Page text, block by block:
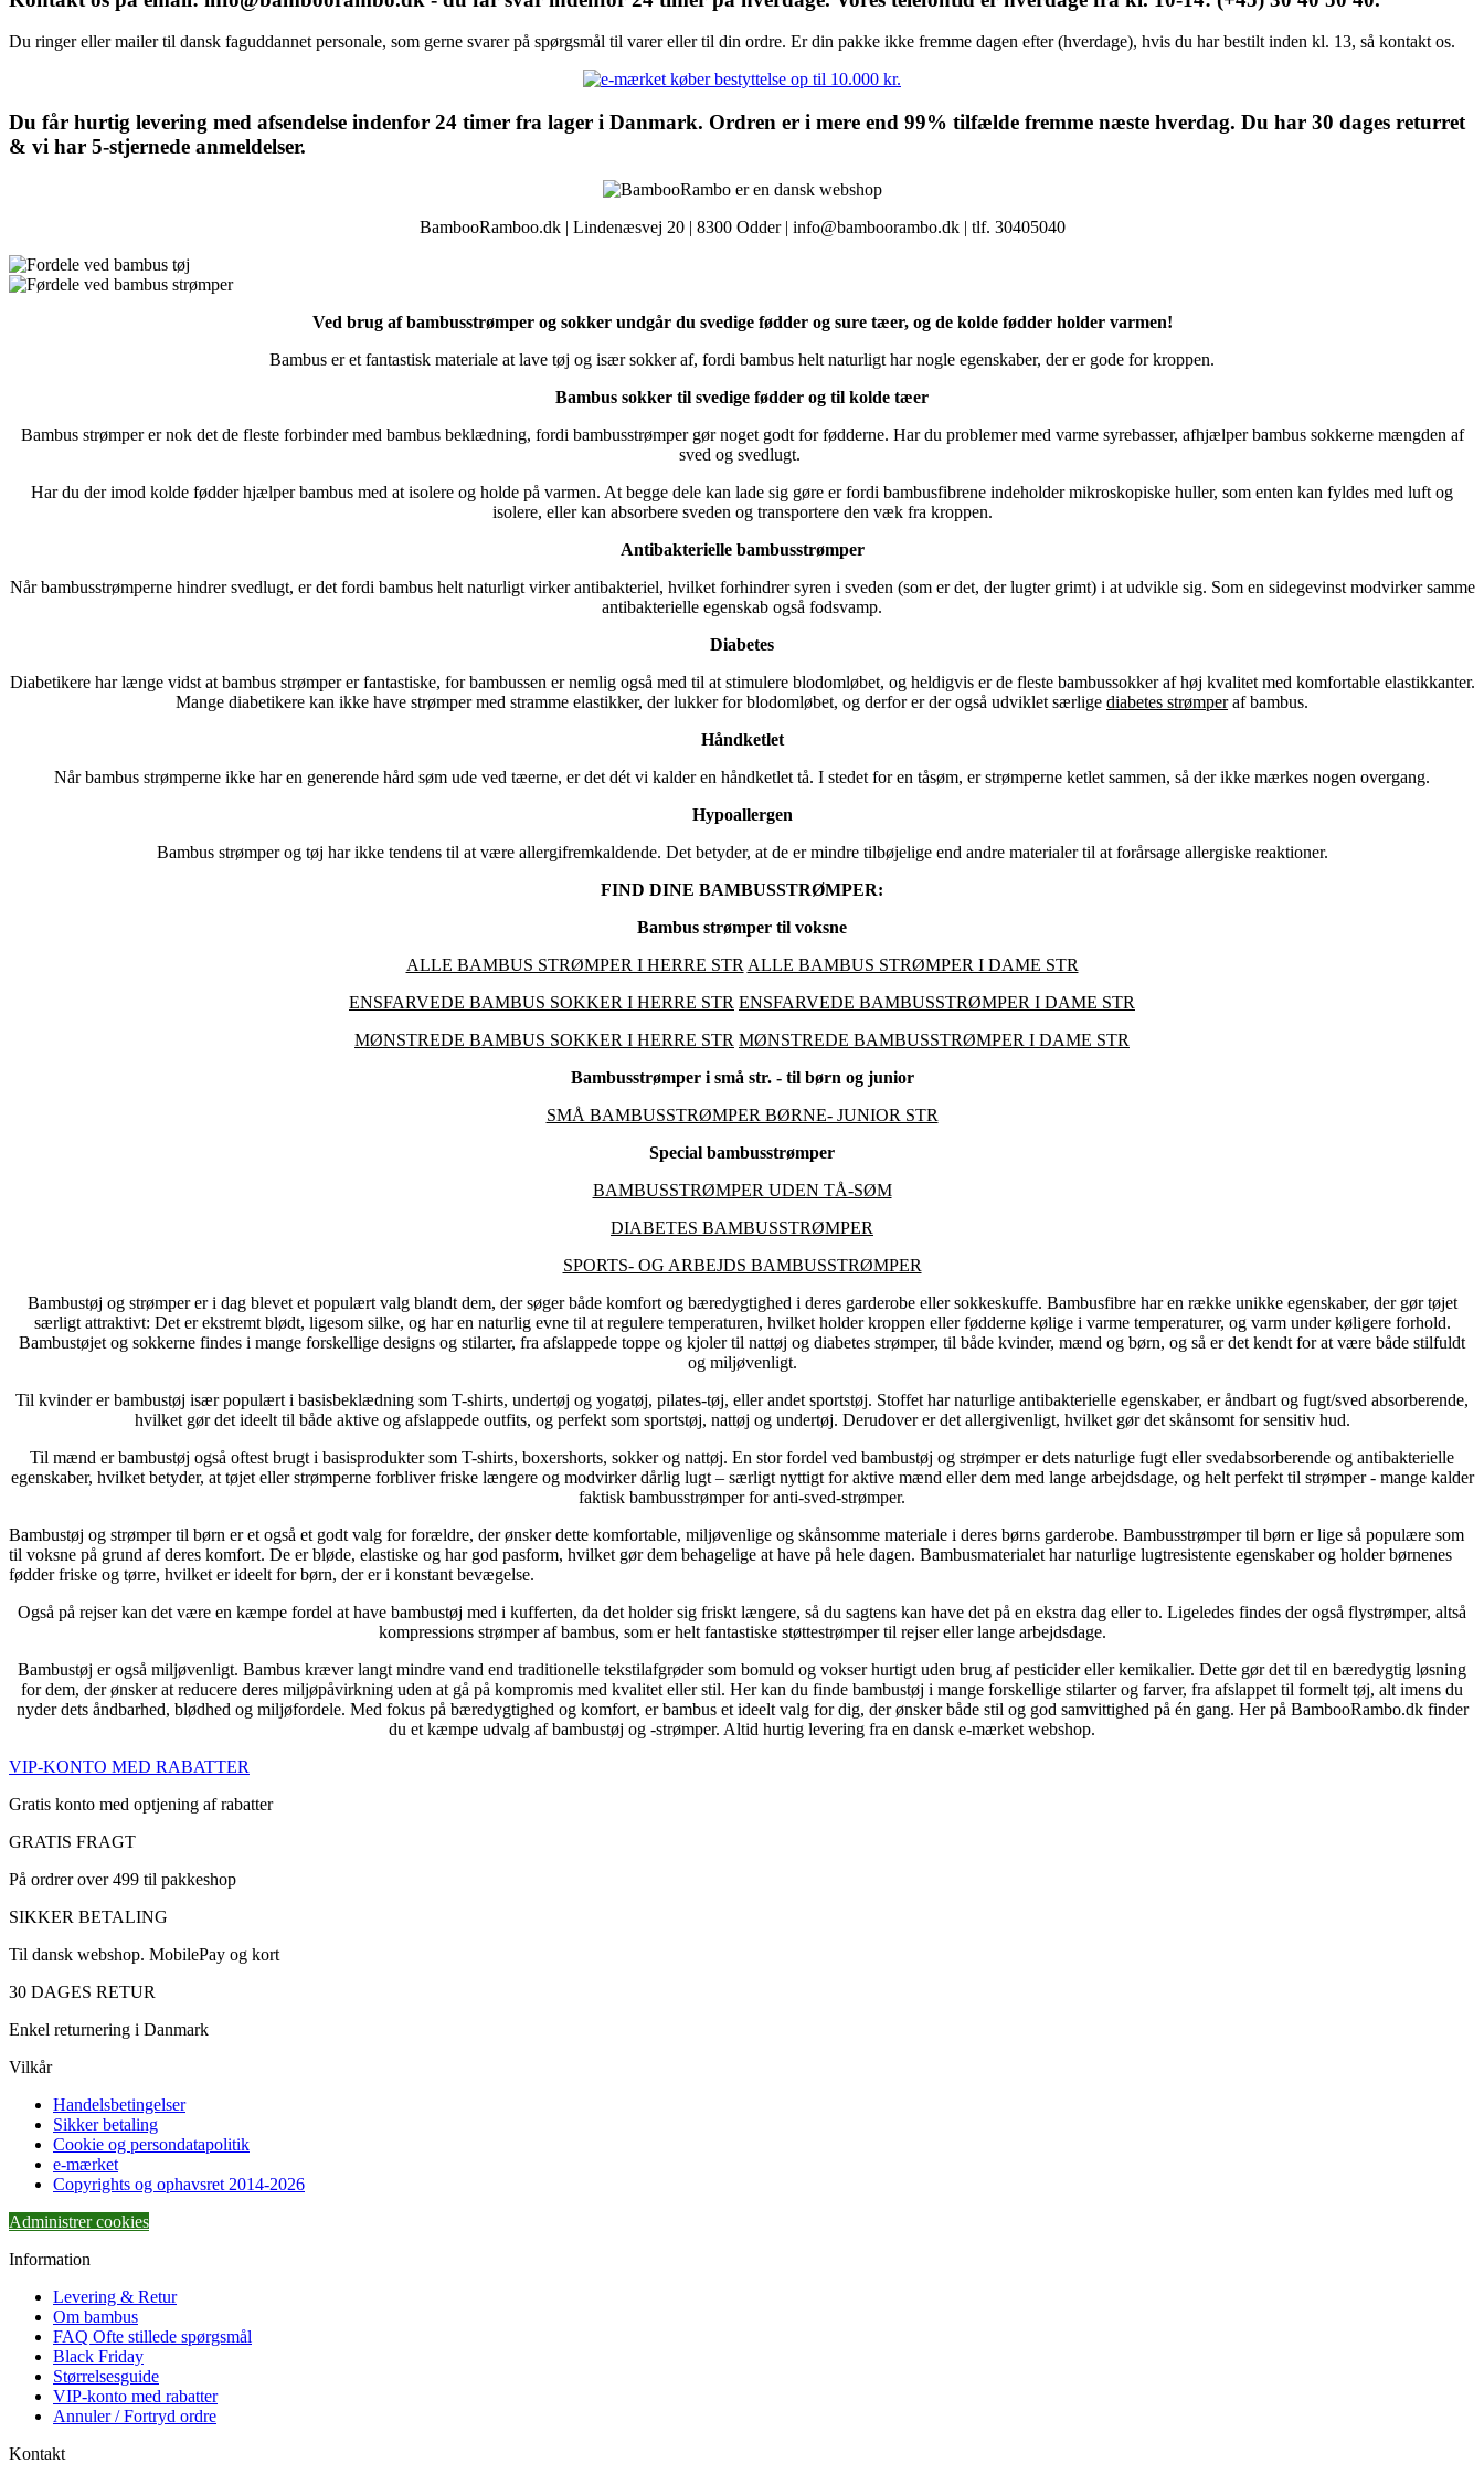
Du ringer eller mailer til dansk faguddannet personale, som gerne svarer på spørgsmål til varer eller til din ordre. Er din pakke ikke fremme dagen efter (hverdage), hvis du har bestilt inden kl. 13, så kontakt os.
Du får hurtig levering med afsendelse indenfor 24 timer fra lager i Danmark. Ordren er i mere end 99% tilfælde fremme næste hverdag. Du har 30 dages returret
& vi har 5-stjernede anmeldelser.
BambooRamboo.dk | Lindenæsvej 20 | 8300 Odder | info@bamboorambo.dk | tlf. 30405040
Ved brug af bambusstrømper og sokker undgår du svedige fødder og sure tæer, og de kolde fødder holder varmen!
Bambus er et fantastisk materiale at lave tøj og især sokker af, fordi bambus helt naturligt har nogle egenskaber, der er gode for kroppen.
Bambus sokker til svedige fødder og til kolde tæer
Bambus strømper er nok det de fleste forbinder med bambus beklædning, fordi bambusstrømper gør noget godt for fødderne. Har du problemer med varme syrebasser, afhjælper bambus sokkerne mængden af
sved og svedlugt.
Har du der imod kolde fødder hjælper bambus med at isolere og holde på varmen. At begge dele kan lade sig gøre er fordi bambusfibrene indeholder mikroskopiske huller, som enten kan fyldes med luft og
isolere, eller kan absorbere sveden og transportere den væk fra kroppen.
Antibakterielle bambusstrømper
Når bambusstrømperne hindrer svedlugt, er det fordi bambus helt naturligt virker antibakteriel, hvilket forhindrer syren i sveden (som er det, der lugter grimt) i at udvikle sig. Som en sidegevinst modvirker samme
antibakterielle egenskab også fodsvamp.
Diabetes
Diabetikere har længe vidst at bambus strømper er fantastiske, for bambussen er nemlig også med til at stimulere blodomløbet, og heldigvis er de fleste bambussokker af høj kvalitet med komfortable elastikkanter.
Mange diabetikere kan ikke have strømper med stramme elastikker, der lukker for blodomløbet, og derfor er der også udviklet særlige diabetes strømperaf bambus.
Håndketlet
Når bambus strømperne ikke har en generende hård søm ude ved tæerne, er det dét vi kalder en håndketlet tå. I stedet for en tåsøm, er strømperne ketlet sammen, så der ikke mærkes nogen overgang.
Hypoallergen
Bambus strømper og tøj har ikke tendens til at være allergifremkaldende. Det betyder, at de er mindre tilbøjelige end andre materialer til at forårsage allergiske reaktioner.
FIND DINE BAMBUSSTRØMPER:
Bambus strømper til voksne
ALLE BAMBUS STRØMPER I HERRE STR ALLE BAMBUS STRØMPER I DAME STR
ENSFARVEDE BAMBUS SOKKER I HERRE STR ENSFARVEDE BAMBUSSTRØMPER I DAME STR
MØNSTREDE BAMBUS SOKKER I HERRE STR MØNSTREDE BAMBUSSTRØMPER I DAME STR
Bambusstrømper i små str. - til børn og junior
SMÅ BAMBUSSTRØMPER BØRNE- JUNIOR STR
Special bambusstrømper
BAMBUSSTRØMPER UDEN TÅ-SØM
DIABETES BAMBUSSTRØMPER
SPORTS- OG ARBEJDS BAMBUSSTRØMPER
Bambustøj og strømper er i dag blevet et populært valg blandt dem, der søger både komfort og bæredygtighed i deres garderobe eller sokkeskuffe. Bambusfibre har en række unikke egenskaber, der gør tøjet
særligt attraktivt: Det er ekstremt blødt, ligesom silke, og har en naturlig evne til at regulere temperaturen, hvilket holder kroppen eller fødderne kølige i varme temperaturer, og varm under køligere forhold.
Bambustøjet og sokkerne findes i mange forskellige designs og stilarter, fra afslappede toppe og kjoler til nattøj og diabetes strømper, til både kvinder, mænd og børn, og så er det kendt for at være både stilfuldt
og miljøvenligt.
Til kvinder er bambustøj især populært i basisbeklædning som T-shirts, undertøj og yogatøj, pilates-tøj, eller andet sportstøj. Stoffet har naturlige antibakterielle egenskaber, er åndbart og fugt/sved absorberende,
hvilket gør det ideelt til både aktive og afslappede outfits, og perfekt som sportstøj, nattøj og undertøj. Derudover er det allergivenligt, hvilket gør det skånsomt for sensitiv hud.
Til mænd er bambustøj også oftest brugt i basisprodukter som T-shirts, boxershorts, sokker og nattøj. En stor fordel ved bambustøj og strømper er dets naturlige fugt eller svedabsorberende og antibakterielle
egenskaber, hvilket betyder, at tøjet eller strømperne forbliver friske længere og modvirker dårlig lugt – særligt nyttigt for aktive mænd eller dem med lange arbejdsdage, og helt perfekt til strømper - mange kalder
faktisk bambusstrømper for anti-sved-strømper.
Bambustøj og strømper til børn er et også et godt valg for forældre, der ønsker dette komfortable, miljøvenlige og skånsomme materiale i deres børns garderobe. Bambusstrømper til børn er lige så populære som
til voksne på grund af deres komfort. De er bløde, elastiske og har god pasform, hvilket gør dem behagelige at have på hele dagen. Bambusmaterialet har naturlige lugtresistente egenskaber og holder børnenes
fødder friske og tørre, hvilket er ideelt for børn, der er i konstant bevægelse.
Også på rejser kan det være en kæmpe fordel at have bambustøj med i kufferten, da det holder sig friskt længere, så du sagtens kan have det på en ekstra dag eller to. Ligeledes findes der også flystrømper, altså
kompressions strømper af bambus, som er helt fantastiske støttestrømper til rejser eller lange arbejdsdage.
Bambustøj er også miljøvenligt. Bambus kræver langt mindre vand end traditionelle tekstilafgrøder som bomuld og vokser hurtigt uden brug af pesticider eller kemikalier. Dette gør det til en bæredygtig løsning
for dem, der ønsker at reducere deres miljøpåvirkning uden at gå på kompromis med kvalitet eller stil. Her kan du finde bambustøj i mange forskellige stilarter og farver, fra afslappet til formelt tøj, alt imens du
nyder dets åndbarhed, blødhed og miljøfordele. Med fokus på bæredygtighed og komfort, er bambus et ideelt valg for dig, der ønsker både stil og god samvittighed på én gang. Her på BambooRambo.dk finder
du et kæmpe udvalg af bambustøj og -strømper. Altid hurtig levering fra en dansk e-mærket webshop.
VIP-KONTO MED RABATTER
Gratis konto med optjening af rabatter
GRATIS FRAGT
På ordrer over 499 til pakkeshop
SIKKER BETALING
Til dansk webshop. MobilePay og kort
30 DAGES RETUR
Enkel returnering i Danmark
Vilkår
Handelsbetingelser
Sikker betaling
Cookie og persondatapolitik
e-mærket
Copyrights og ophavsret 2014-2026
Administrer cookies
Information
Levering & Retur
Om bambus
FAQ Ofte stillede spørgsmål
Black Friday
Størrelsesguide
VIP-konto med rabatter
Annuler / Fortryd ordre
Kontakt